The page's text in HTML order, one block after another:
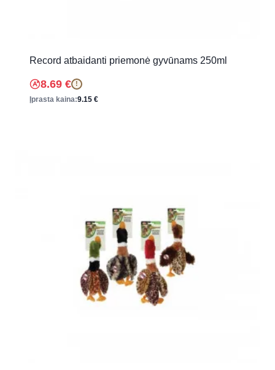
Record atbaidanti priemonė gyvūnams 250ml
8.69 € !
Įprasta kaina:9.15 €